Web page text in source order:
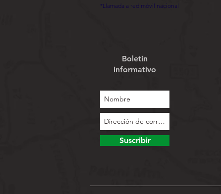
*Llamada a red móvil nacional
Boletin
informativo
Suscribir